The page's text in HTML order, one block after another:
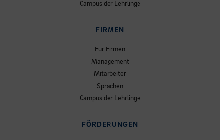
Campus der Lehrlinge
FIRMEN
Für Firmen
Management
Mitarbeiter
Sprachen
Campus der Lehrlinge
FÖRDERUNGEN